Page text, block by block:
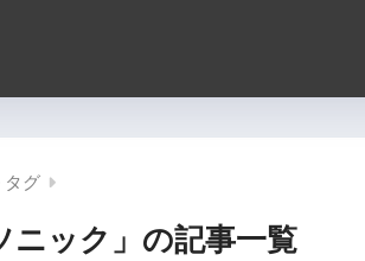
タグ
ニック」の記事一覧